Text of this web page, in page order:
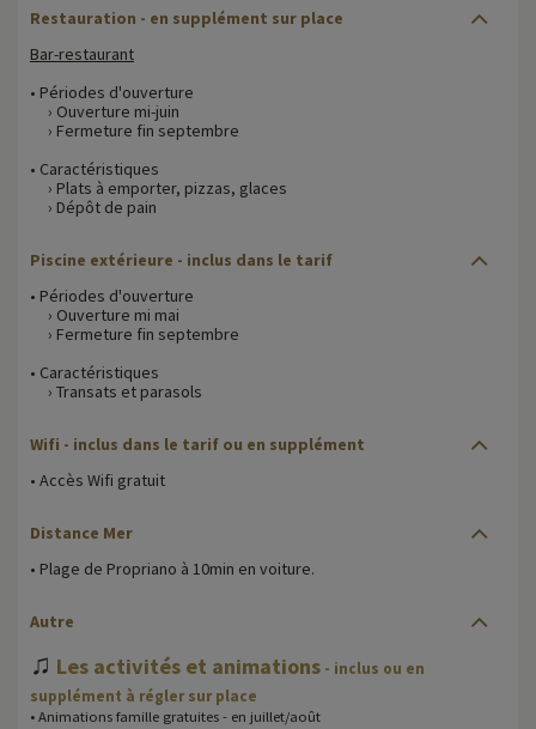
Restauration - en supplément sur place
Bar-restaurant
• Périodes d'ouverture
› Ouverture mi-juin
› Fermeture fin septembre
• Caractéristiques
› Plats à emporter, pizzas, glaces
› Dépôt de pain
Piscine extérieure - inclus dans le tarif
• Périodes d'ouverture
› Ouverture mi mai
› Fermeture fin septembre
• Caractéristiques
› Transats et parasols
Wifi - inclus dans le tarif ou en supplément
• Accès Wifi gratuit
Distance Mer
• Plage de Propriano à 10min en voiture.
Autre
♫ Les activités et animations - inclus ou en
supplément à régler sur place
• Animations famille gratuites - en juillet/août